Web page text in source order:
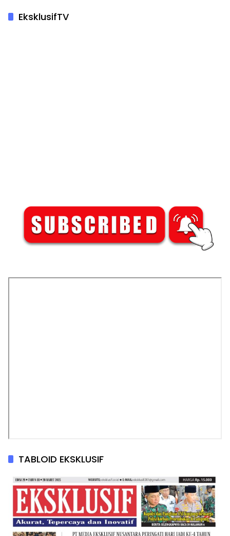
EksklusifTV
TABLOID EKSKLUSIF